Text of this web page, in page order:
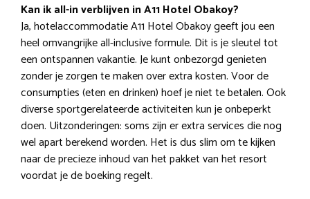
Kan ik all-in verblijven in A11 Hotel Obakoy?
Ja, hotelaccommodatie A11 Hotel Obakoy geeft jou een
heel omvangrijke all-inclusive formule. Dit is je sleutel tot
een ontspannen vakantie. Je kunt onbezorgd genieten
zonder je zorgen te maken over extra kosten. Voor de
consumpties (eten en drinken) hoef je niet te betalen. Ook
diverse sportgerelateerde activiteiten kun je onbeperkt
doen. Uitzonderingen: soms zijn er extra services die nog
wel apart berekend worden. Het is dus slim om te kijken
naar de precieze inhoud van het pakket van het resort
voordat je de boeking regelt.